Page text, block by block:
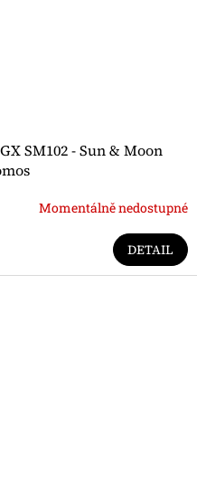
SM102 - Sun & Moon
Momentálně nedostupné
DETAIL